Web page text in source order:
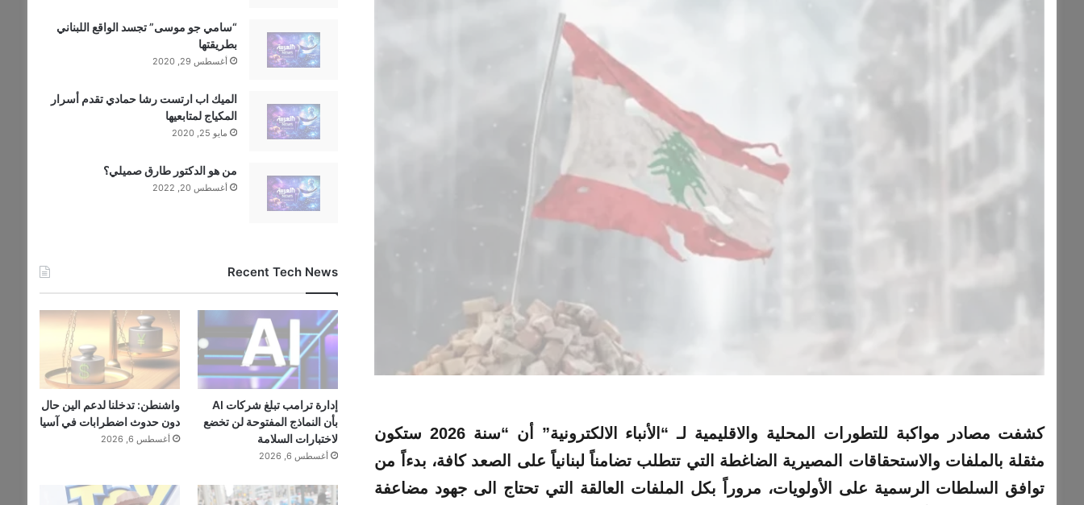
كشفت مصادر مواكبة للتطورات المحلية والاقليمية لـ “الأنباء الالكترونية” أن “سنة 2026 ستكون
مثقلة بالملفات والاستحقاقات المصيرية الضاغطة التي تتطلب تضامناً لبنانياً على الصعد كافة، بدءاً من
توافق السلطات الرسمية على الأولويات، مروراً بكل الملفات العالقة التي تحتاج الى جهود مضاعفة
“سامي جو موسى” تجسد الواقع اللبناني
بطريقتها
أغسطس 29, 2020
الميك اب ارتست رشا حمادي تقدم أسرار
المكياج لمتابعيها
مايو 25, 2020
من هو الدكتور طارق صميلي؟
أغسطس 20, 2022
Recent Tech News
إدارة ترامب تبلغ شركات AI
بأن النماذج المفتوحة لن تخضع
لاختبارات السلامة
أغسطس 6, 2026
واشنطن: تدخلنا لدعم الين حال
دون حدوث اضطرابات في آسيا
أغسطس 6, 2026